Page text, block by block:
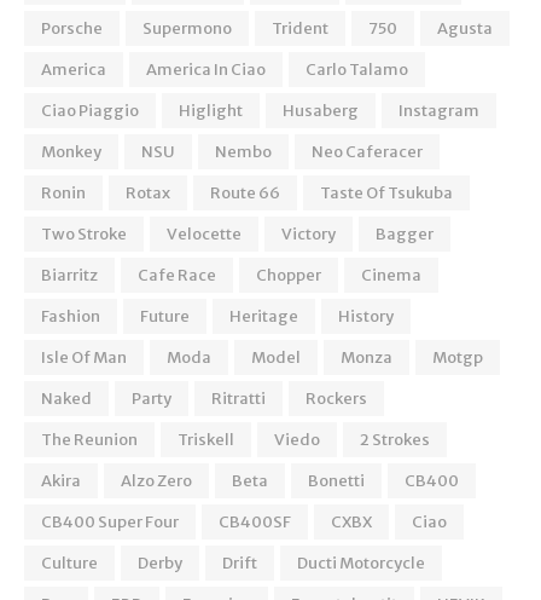
Porsche
Supermono Trident 750
Agusta
America
America In Ciao
Carlo Talamo
Ciao Piaggio
Higlight Husaberg
Instagram
Monkey
NSU Nembo
Neo Caferacer
Ronin
Rotax Route 66
Taste Of Tsukuba
Two Stroke
Velocette Victory
Bagger
Biarritz
Cafe Race Chopper
Cinema
Fashion
Future Heritage
History
Isle Of Man
Moda Model Monza
Motgp
Naked
Party Ritratti
Rockers
The Reunion
Triskell Viedo
2 Strokes
Akira
Alzo Zero Beta Bonetti
CB400
CB400 Super Four
CB400SF CXBX
Ciao
Culture
Derby Drift
Ducti Motorcycle